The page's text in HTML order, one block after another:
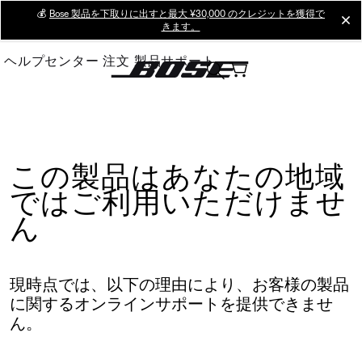
Main
💰 Bose 製品を下取りに出すと最大 ¥30,000 のクレジットを獲得で
きます。
ヘルプセンター 注文 製品サポート
この製品はあなたの地域
ではご利用いただけませ
ん
現時点では、以下の理由により、お客様の製品
に関するオンラインサポートを提供できませ
ん。